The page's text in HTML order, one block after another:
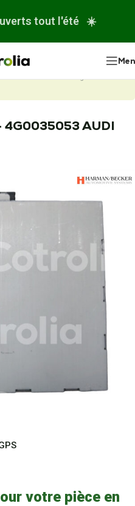
tout l'été ☀️
autoradio ou chargeur CD
4G0035053 AUDI
votre pièce en